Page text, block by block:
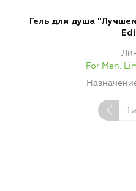
Гель для душа
For Men.
1